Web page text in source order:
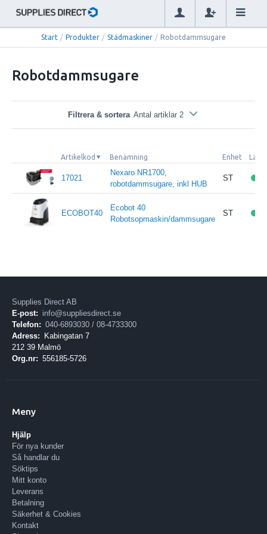
Start / Produkter / Städmaskiner / Robotdammsugare
Robotdammsugare
Filtrera & sortera Antal artiklar 2
Artikelkod Benämning Enhet
17021
Nexaro NR1700,
robotdammsugare, inkl HUB
ST
ECOBOT40
Ecobot 40
Robotsopmaskin/dammsugare
ST
Supplies Direct AB
E-post: info@suppliesdirect.se
Telefon: 040-6893030 / 08-4733300
Adress:
Kabingatan 7
212 39 Malmö
Org.nr: 556185-5726
Meny
Hjälp
För nya kunder
Så handlar du
Söktips
Mitt konto
Leverans
Betalning
Säkerhet & Cookies
Kontakt